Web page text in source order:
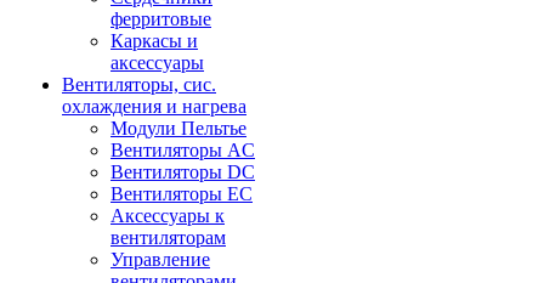
ферритовые
Каркасы и
аксессуары
Вентиляторы, сис.
охлаждения и нагрева
Модули Пельтье
Вентиляторы AC
Вентиляторы DC
Вентиляторы EC
Аксессуары к
вентиляторам
Управление